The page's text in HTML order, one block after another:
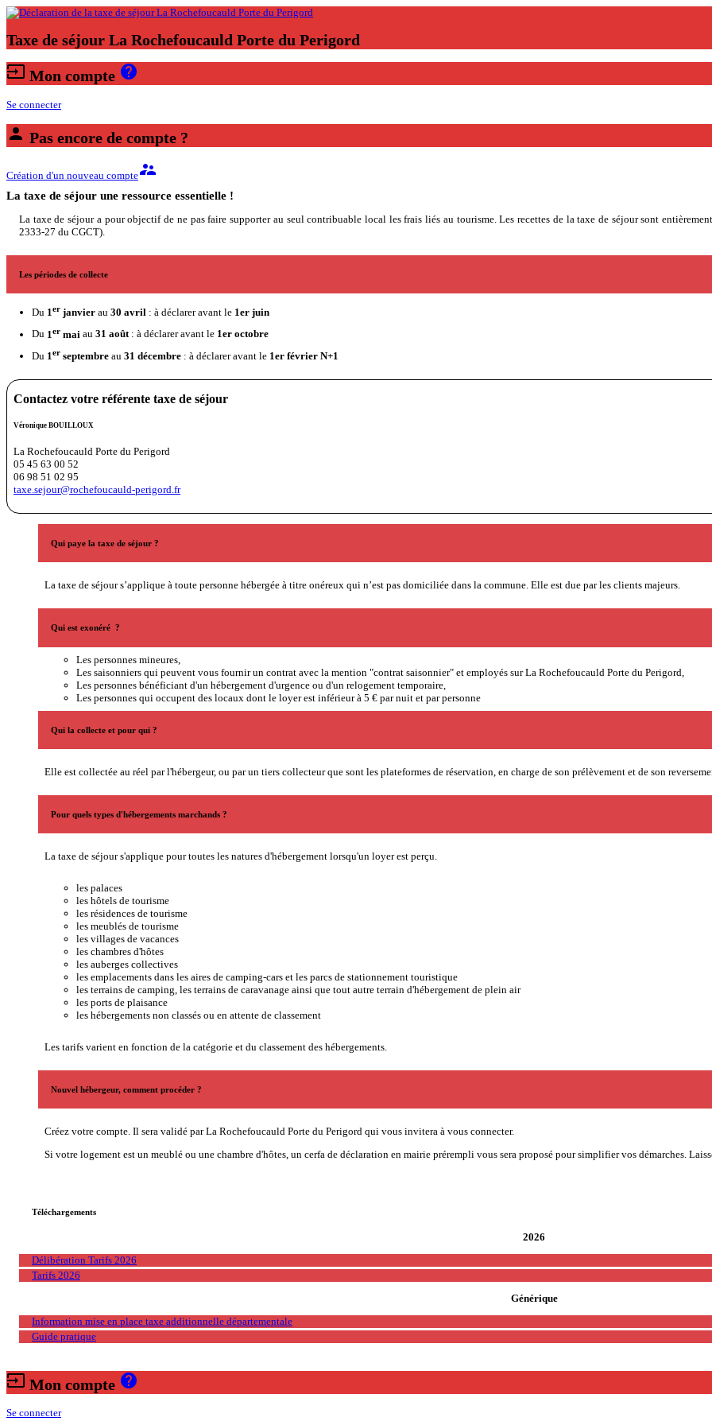
Taxe de séjour La Rochefoucauld Porte du Perigord
input Mon compte help
Se connecter
person Pas encore de compte ?
Création d'un nouveau comptesupervisor_account
La taxe de séjour une ressource essentielle !
La taxe de séjour a pour objectif de ne pas faire supporter au seul contribuable local les frais liés au tourisme. Les recettes de la taxe de séjour sont
2333-27 du CGCT).
Les périodes de collecte
Du 1er janvier au 30 avril : à déclarer avant le 1er juin
Du 1er mai au 31 août: à déclarer avant le 1er octobre
Du 1er septembre au 31 décembre : à déclarer avant le 1er février N+1
Contactez votre référente taxe de séjour
Véronique BOUILLOUX
La Rochefoucauld Porte du Perigord
05 45 63 00 52
06 98 51 02 95
taxe.sejour@rochefoucauld-perigord.fr
Qui paye la taxe de séjour ?
La taxe de séjour s’applique à toute personne hébergée à titre onéreux qui n’est pas domiciliée dans la commune. Elle est due par les clients majeurs.
Qui est exonéré ?
Les personnes mineures,
Les saisonniers qui peuvent vous fournir un contrat avec la mention "contrat saisonnier" et employés sur La Rochefoucauld Porte du Perigord,
Les personnes bénéficiant d'un hébergement d'urgence ou d'un relogement temporaire,
Les personnes qui occupent des locaux dont le loyer est inférieur à 5 € par nuit et par personne
Qui la collecte et pour qui ?
Elle est collectée au réel par l'hébergeur, ou par un tiers collecteur que sont les plateformes de réservation, en charge de son prélèvement et de son
Pour quels types d'hébergements marchands ?
La taxe de séjour s'applique pour toutes les natures d'hébergement lorsqu'un loyer est perçu.
les palaces
les hôtels de tourisme
les résidences de tourisme
les meublés de tourisme
les villages de vacances
les chambres d'hôtes
les auberges collectives
les emplacements dans les aires de camping-cars et les parcs de stationnement touristique
les terrains de camping, les terrains de caravanage ainsi que tout autre terrain d'hébergement de plein air
les ports de plaisance
les hébergements non classés ou en attente de classement
Les tarifs varient en fonction de la catégorie et du classement des hébergements.
Nouvel hébergeur, comment procéder ?
Créez votre compte. Il sera validé par La Rochefoucauld Porte du Perigord qui vous invitera à vous connecter.
Si votre logement est un meublé ou une chambre d'hôtes, un cerfa de déclaration en mairie prérempli vous sera proposé pour simplifier vos démarches.
Téléchargements
2026
Délibération Tarifs 2026
Tarifs 2026
Générique
Information mise en place taxe additionnelle départementale
Guide pratique
input Mon compte help
Se connecter